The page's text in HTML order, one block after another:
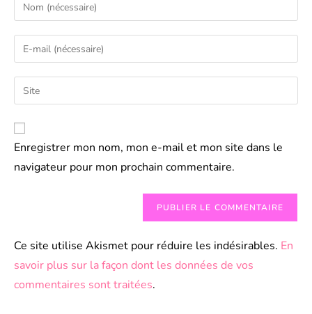
Enregistrer mon nom, mon e-mail et mon site dans le
navigateur pour mon prochain commentaire.
Ce site utilise Akismet pour réduire les indésirables. En
savoir plus sur la façon dont les données de vos
commentaires sont traitées.